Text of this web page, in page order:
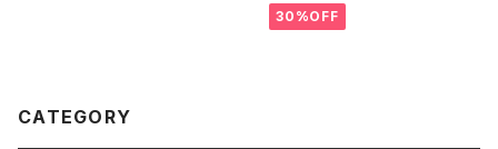
30%OFF
CATEGORY